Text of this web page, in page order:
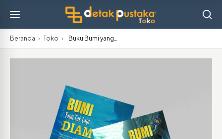
Beranda › Toko › Buku Bumi yang…